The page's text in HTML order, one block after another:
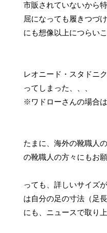
市販されていないから
屈になっても履きつづ
にも想像以上につらい
レオニード・スタドニ
ってしまった、、、
※ワドローさんの場合
たまに、海外の靴職人
の靴職人の方々にもお
っても、詳しいサイズ
は自分の足の寸法（足
にも、ニュースで取り